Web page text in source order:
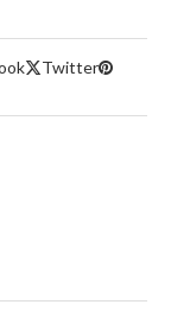
Twitter